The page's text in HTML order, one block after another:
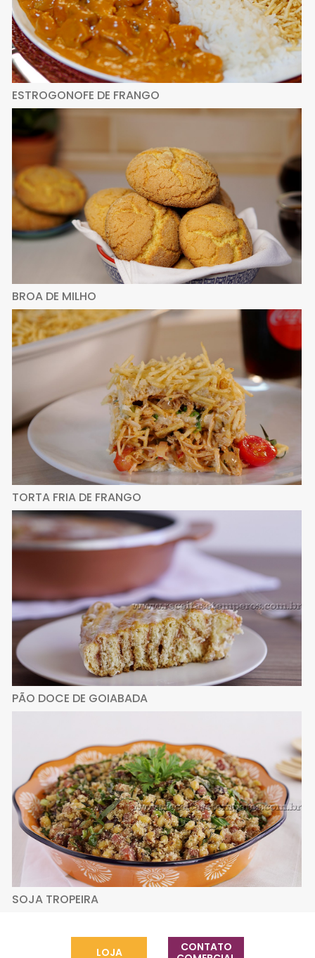
ESTROGONOFE DE FRANGO
BROA DE MILHO
TORTA FRIA DE FRANGO
PÃO DOCE DE GOIABADA
SOJA TROPEIRA
LOJA
CONTATO